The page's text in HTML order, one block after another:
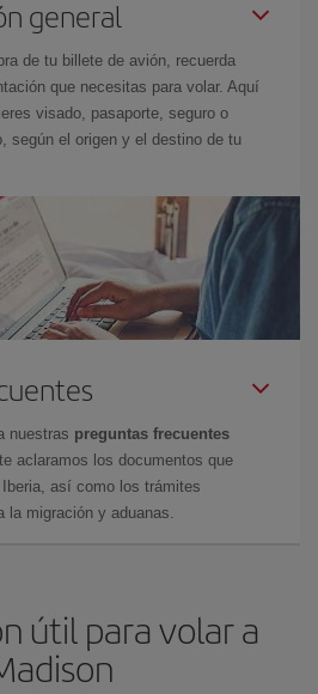
general
de tu billete de avión, recuerda
que necesitas para volar. Aquí
visado, pasaporte, seguro o
según el origen y el destino de tu
nuestras preguntas frecuentes
aclaramos los documentos que
así como los trámites
la migración y aduanas.
útil para volar a